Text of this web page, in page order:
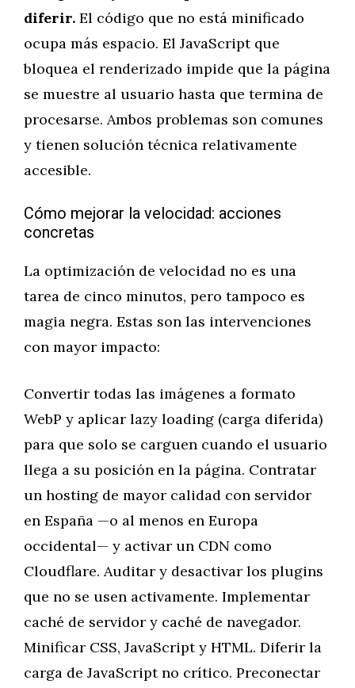
diferir. El código que no está minificado
ocupa más espacio. El JavaScript que
bloquea el renderizado impide que la página
se muestre al usuario hasta que termina de
procesarse. Ambos problemas son comunes
y tienen solución técnica relativamente
accesible.
Cómo mejorar la velocidad: acciones
concretas
La optimización de velocidad no es una
tarea de cinco minutos, pero tampoco es
magia negra. Estas son las intervenciones
con mayor impacto:
Convertir todas las imágenes a formato
WebP y aplicar lazy loading (carga diferida)
para que solo se carguen cuando el usuario
llega a su posición en la página. Contratar
un hosting de mayor calidad con servidor
en España —o al menos en Europa
occidental— y activar un CDN como
Cloudflare. Auditar y desactivar los plugins
que no se usen activamente. Implementar
caché de servidor y caché de navegador.
Minificar CSS, JavaScript y HTML. Diferir la
carga de JavaScript no crítico. Preconectar